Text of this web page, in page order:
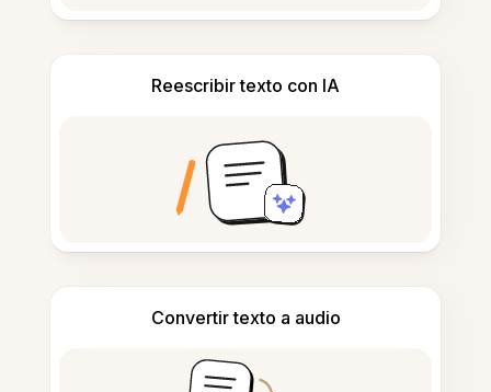
Reescribir texto con IA
Convertir texto a audio